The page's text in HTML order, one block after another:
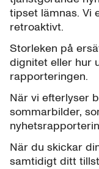
tipset lämnas. Vi
retroaktivt.
Storleken på
dignitet eller hur
rapporteringen.
När vi efterlyser
sommarbilder,
När du skickar
samtidigt ditt